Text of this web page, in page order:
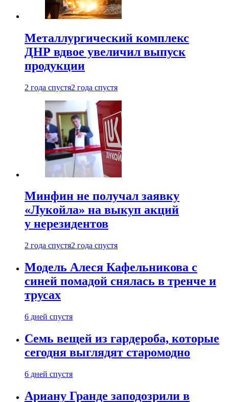
Металлургический комплекс
ДНР вдвое увеличил выпуск
продукции
2 года спустя2 года спустя
Минфин не получал заявку
«Лукойла» на выкуп акций
у нерезидентов
2 года спустя2 года спустя
Модель Алеся Кафельникова с
синей помадой снялась в тренче и
трусах
6 дней спустя
Семь вещей из гардероба, которые
сегодня выглядят старомодно
6 дней спустя
Ариану Гранде заподозрили в